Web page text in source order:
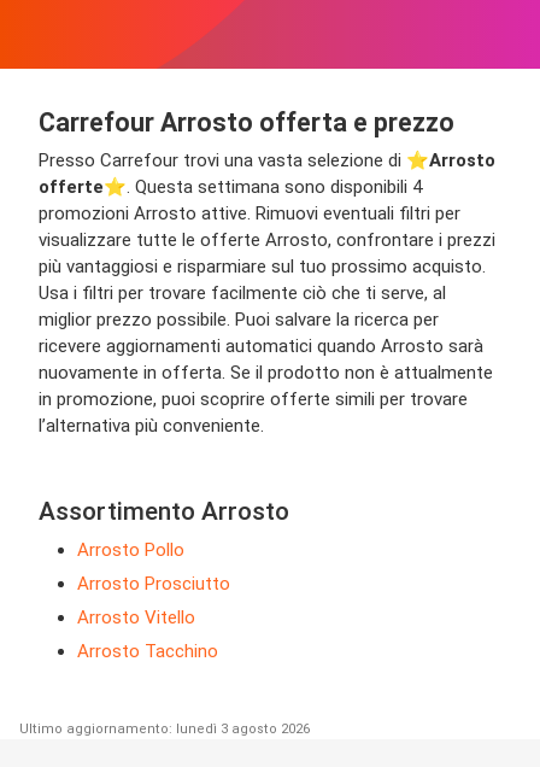
Carrefour Arrosto offerta e prezzo
Presso Carrefour trovi una vasta selezione di ⭐️Arrosto
offerte⭐️. Questa settimana sono disponibili 4
promozioni Arrosto attive. Rimuovi eventuali filtri per
visualizzare tutte le offerte Arrosto, confrontare i prezzi
più vantaggiosi e risparmiare sul tuo prossimo acquisto.
Usa i filtri per trovare facilmente ciò che ti serve, al
miglior prezzo possibile. Puoi salvare la ricerca per
ricevere aggiornamenti automatici quando Arrosto sarà
nuovamente in offerta. Se il prodotto non è attualmente
in promozione, puoi scoprire offerte simili per trovare
l’alternativa più conveniente.
Assortimento Arrosto
Arrosto Pollo
Arrosto Prosciutto
Arrosto Vitello
Arrosto Tacchino
Ultimo aggiornamento: lunedì 3 agosto 2026